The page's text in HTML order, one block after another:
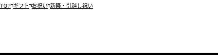
TOP ギフト お祝い 新築・引越し祝い